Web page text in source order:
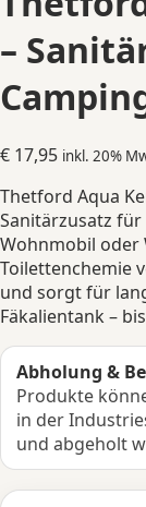
–
€ 17,95 inkl. 20%
Thetford Aqua
Sanitärzusatz
Wohnmobil oder
Toilettenchemie
und sorgt für
Fäkalientank –
Abholung &
Produkte
in der
und abgeholt